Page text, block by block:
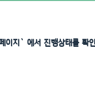
이지` 에서 진행상태를 확